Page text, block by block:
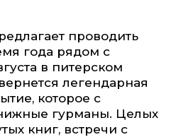
проводить
года рядом с
в питерском
легендарная
которое с
гурманы. Целых
книг, встречи с